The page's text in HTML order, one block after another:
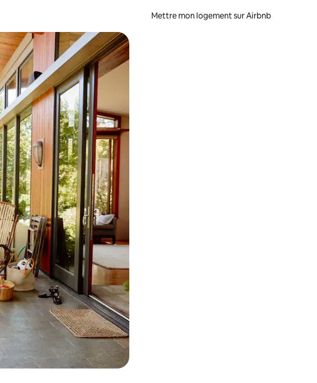
Mettre mon logement sur Airbnb
ou en appuyant et en faisant glisser.